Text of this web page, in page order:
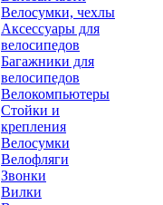
Велосумки, чехлы
Аксессуары для
велосипедов
Багажники для
велосипедов
Велокомпьютеры
Стойки и
крепления
Велосумки
Велофляги
Звонки
Вилки